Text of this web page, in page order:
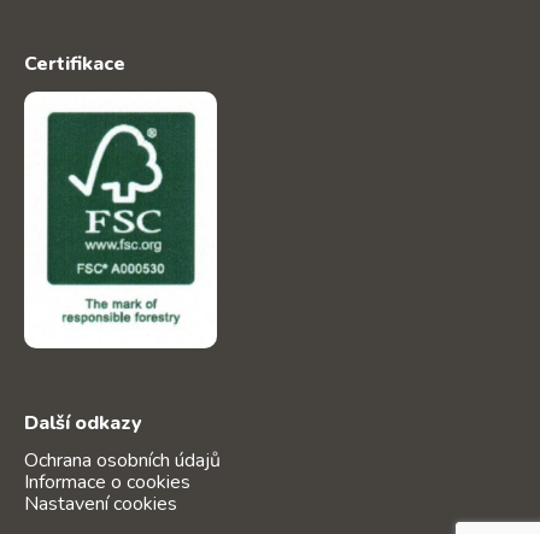
Certifikace
Další odkazy
Ochrana osobních údajů
Informace o cookies
Nastavení cookies